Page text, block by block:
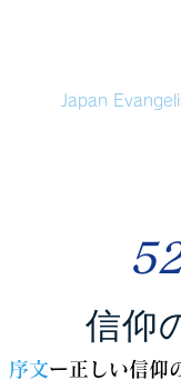
Japan
信仰
序文ー正しい信仰